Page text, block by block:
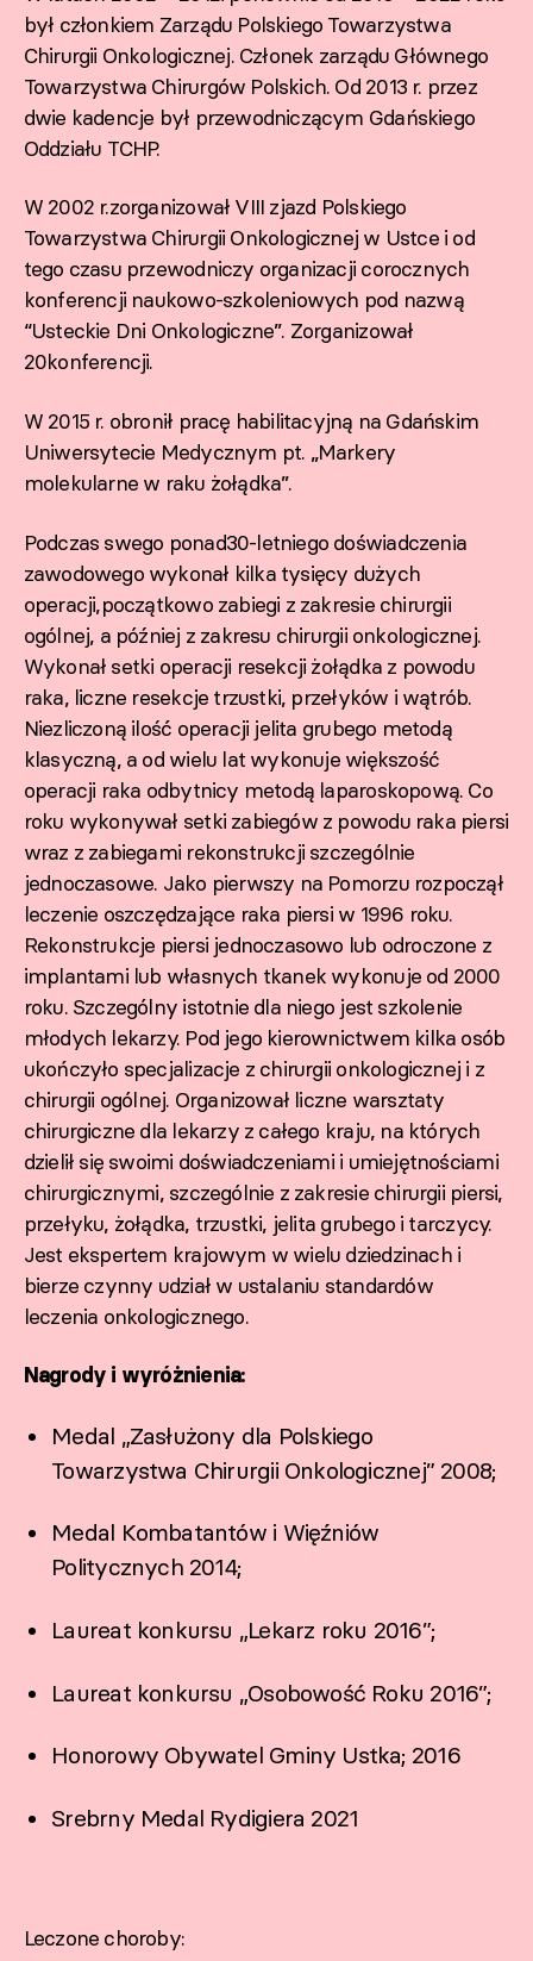
był członkiem Zarządu Polskiego Towarzystwa
Chirurgii Onkologicznej. Członek zarządu Głównego
Towarzystwa Chirurgów Polskich. Od 2013 r. przez
dwie kadencje był przewodniczącym Gdańskiego
Oddziału TCHP.
W 2002 r.zorganizował VIII zjazd Polskiego
Towarzystwa Chirurgii Onkologicznej w Ustce i od
tego czasu przewodniczy organizacji corocznych
konferencji naukowo-szkoleniowych pod nazwą
“Usteckie Dni Onkologiczne”. Zorganizował
20konferencji.
W 2015 r. obronił pracę habilitacyjną na Gdańskim
Uniwersytecie Medycznym pt. „Markery
molekularne w raku żołądka”.
Podczas swego ponad30-letniego doświadczenia
zawodowego wykonał kilka tysięcy dużych
operacji,początkowo zabiegi z zakresie chirurgii
ogólnej, a później z zakresu chirurgii onkologicznej.
Wykonał setki operacji resekcji żołądka z powodu
raka, liczne resekcje trzustki, przełyków i wątrób.
Niezliczoną ilość operacji jelita grubego metodą
klasyczną, a od wielu lat wykonuje większość
operacji raka odbytnicy metodą laparoskopową. Co
roku wykonywał setki zabiegów z powodu raka piersi
wraz z zabiegami rekonstrukcji szczególnie
jednoczasowe. Jako pierwszy na Pomorzu rozpoczął
leczenie oszczędzające raka piersi w 1996 roku.
Rekonstrukcje piersi jednoczasowo lub odroczone z
implantami lub własnych tkanek wykonuje od 2000
roku. Szczególny istotnie dla niego jest szkolenie
młodych lekarzy. Pod jego kierownictwem kilka osób
ukończyło specjalizacje z chirurgii onkologicznej i z
chirurgii ogólnej. Organizował liczne warsztaty
chirurgiczne dla lekarzy z całego kraju, na których
dzielił się swoimi doświadczeniami i umiejętnościami
chirurgicznymi, szczególnie z zakresie chirurgii piersi,
przełyku, żołądka, trzustki, jelita grubego i tarczycy.
Jest ekspertem krajowym w wielu dziedzinach i
bierze czynny udział w ustalaniu standardów
leczenia onkologicznego.
Nagrody i wyróżnienia:
Medal „Zasłużony dla Polskiego
Towarzystwa Chirurgii Onkologicznej” 2008;
Medal Kombatantów i Więźniów
Politycznych 2014;
Laureat konkursu „Lekarz roku 2016”;
Laureat konkursu „Osobowość Roku 2016”;
Honorowy Obywatel Gminy Ustka; 2016
Srebrny Medal Rydigiera 2021
Leczone choroby: